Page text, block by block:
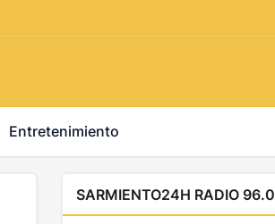
Entretenimiento
SARMIENTO24H RADIO 96.0